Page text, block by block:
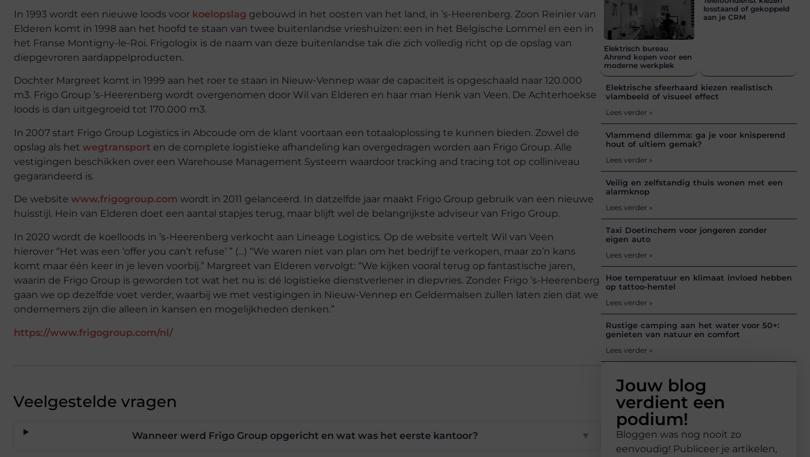
In 1993 wordt een nieuwe loods voor koelopslag gebouwd in het oosten van het land, in ’s-Heerenberg. Zoon Reinier van
Elderen komt in 1998 aan het hoofd te staan van twee buitenlandse vrieshuizen: een in het Belgische Lommel en een in
het Franse Montigny-le-Roi. Frigologix is de naam van deze buitenlandse tak die zich volledig richt op de opslag van
diepgevroren aardappelproducten.
Dochter Margreet komt in 1999 aan het roer te staan in Nieuw-Vennep waar de capaciteit is opgeschaald naar 120.000
m3. Frigo Group ’s-Heerenberg wordt overgenomen door Wil van Elderen en haar man Henk van Veen. De Achterhoekse
loods is dan uitgegroeid tot 170.000 m3.
In 2007 start Frigo Group Logistics in Abcoude om de klant voortaan een totaaloplossing te kunnen bieden. Zowel de
opslag als het wegtransport en de complete logistieke afhandeling kan overgedragen worden aan Frigo Group. Alle
vestigingen beschikken over een Warehouse Management Systeem waardoor tracking and tracing tot op colliniveau
gegarandeerd is.
De website www.frigogroup.com wordt in 2011 gelanceerd. In datzelfde jaar maakt Frigo Group gebruik van een nieuwe
huisstijl. Hein van Elderen doet een aantal stapjes terug, maar blijft wel de belangrijkste adviseur van Frigo Group.
In 2020 wordt de koelloods in ’s-Heerenberg verkocht aan Lineage Logistics. Op de website vertelt Wil van Veen
hierover “Het was een ‘offer you can’t refuse’ ” (…) “We waren niet van plan om het bedrijf te verkopen, maar zo’n kans
komt maar één keer in je leven voorbij.” Margreet van Elderen vervolgt: “We kijken vooral terug op fantastische jaren,
waarin de Frigo Group is geworden tot wat het nu is: dé logistieke dienstverlener in diepvries. Zonder Frigo ’s-Heerenberg
gaan we op dezelfde voet verder, waarbij we met vestigingen in Nieuw-Vennep en Geldermalsen zullen laten zien dat we
ondernemers zijn die alleen in kansen en mogelijkheden denken.”
https://www.frigogroup.com/nl/
Veelgestelde vragen
Wanneer werd Frigo Group opgericht en wat was het eerste kantoor? ▼
Elektrisch bureau
Ahrend kopen voor een
moderne werkplek
losstaand of gekoppeld
aan je CRM
Elektrische sfeerhaard kiezen realistisch
vlambeeld of visueel effect
Lees verder »
Vlammend dilemma: ga je voor knisperend
hout of ultiem gemak?
Lees verder »
Veilig en zelfstandig thuis wonen met een
alarmknop
Lees verder »
Taxi Doetinchem voor jongeren zonder
eigen auto
Lees verder »
Hoe temperatuur en klimaat invloed hebben
op tattoo-herstel
Lees verder »
Rustige camping aan het water voor 50+:
genieten van natuur en comfort
Lees verder »
Jouw blog
verdient een
podium!
Bloggen was nog nooit zo
eenvoudig! Publiceer je artikelen,